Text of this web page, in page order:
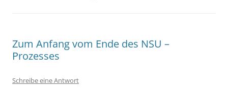
Zum Anfang vom Ende des NSU –
Prozesses
Schreibe eine Antwort